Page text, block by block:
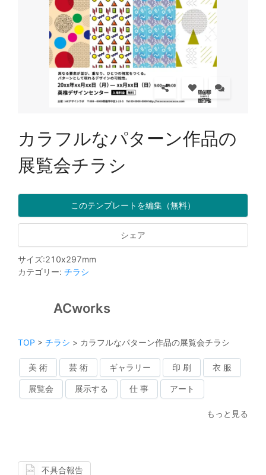
カラフルなパターン作品の
展覧会チラシ
このテンプレートを編集（無料）
シェア
サイズ:210x297mm
カテゴリー: チラシ
ACworks
TOP > チラシ > カラフルなパターン作品の展覧会チラシ
美 術 芸 術 ギャラリー 印 刷 衣 服
展覧会 展示する 仕 事 アート
もっと見る
不具合報告